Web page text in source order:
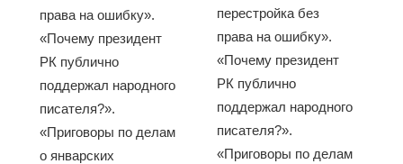
права на ошибку».
«Почему президент
РК публично
поддержал народного
писателя?».
«Приговоры по делам
о январских
перестройка без
права на ошибку».
«Почему президент
РК публично
поддержал народного
писателя?».
«Приговоры по делам